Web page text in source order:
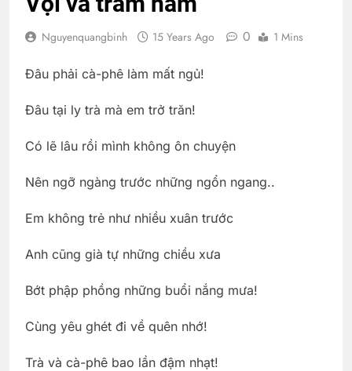
Nguyenquangbinh 15 Years Ago 0 1 Mins
Đâu phải cà-phê làm mất ngủ!
Đâu tại ly trà mà em trở trăn!
Có lẽ lâu rồi mình không ôn chuyện
Nên ngỡ ngàng trước những ngổn ngang..
Em không trẻ như nhiều xuân trước
Anh cũng già tự những chiều xưa
Bớt phập phồng những buổi nắng mưa!
Cùng yêu ghét đi về quên nhớ!
Trà và cà-phê bao lần đậm nhạt!